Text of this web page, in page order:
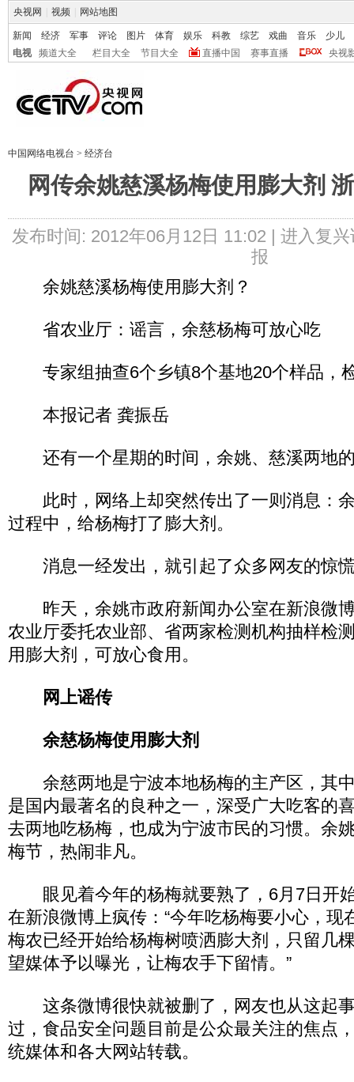
央视网 视频 网站地图
新闻 经济 军事 评论 图片 体育 娱乐 科教 综艺 戏曲 音乐
少儿
电视
频道大全 栏目大全 节目大全 直播中国 赛事直播 央视
中国网络电视台 > 经济台
网传余姚慈溪杨梅使用膨大剂
发布时间: 2012年06月12日 11:02 | 进入复兴
报
余姚慈溪杨梅使用膨大剂？
省农业厅：谣言，余慈杨梅可放心吃
专家组抽查6个乡镇8个基地20个样品，
本报记者 龚振岳
还有一个星期的时间，余姚、慈溪两地
此时，网络上却突然传出了一则消息：
过程中，给杨梅打了膨大剂。
消息一经发出，就引起了众多网友的惊
昨天，余姚市政府新闻办公室在新浪微
农业厅委托农业部、省两家检测机构抽样检
用膨大剂，可放心食用。
网上谣传
余慈杨梅使用膨大剂
余慈两地是宁波本地杨梅的主产区，其
是国内最著名的良种之一，深受广大吃客的
去两地吃杨梅，也成为宁波市民的习惯。余
梅节，热闹非凡。
眼见着今年的杨梅就要熟了，6月7日开
在新浪微博上疯传：“今年吃杨梅要小心，现
梅农已经开始给杨梅树喷洒膨大剂，只留几
望媒体予以曝光，让梅农手下留情。”
这条微博很快就被删了，网友也从这起
过，食品安全问题目前是公众最关注的焦点
统媒体和各大网站转载。